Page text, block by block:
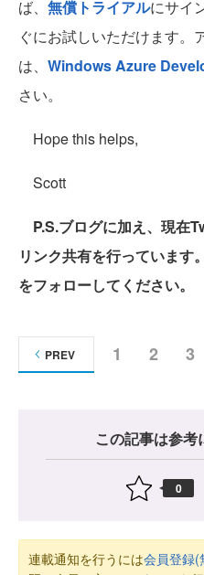
ば、 無償トライアルにサイ
ぐにお試しいただけます。
は、 Windows Azure
さい。
Hope this helps,
Scott
P.S.ブログに加え、現在
リンク共有を行っています。
をフォローしてください。
1 2 3
PREV
この記事は参考
0
連載通知を行うには会員登録(